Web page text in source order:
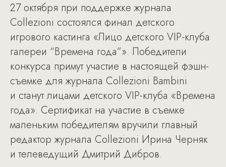
27 октября при поддержке журнала
Collezioni состоялся финал детского
игрового кастинга «Лицо детского VIP-клуба
галереи “Времена года”». Победители
конкурса примут участие в настоящей фэшн-
съемке для журнала Collezioni Bambini
и станут лицами детского VIP-клуба «Времена
года». Сертификат на участие в съемке
маленьким победителям вручили главный
редактор журнала Collezioni Ирина Черняк
и телеведущий Дмитрий Дибров.